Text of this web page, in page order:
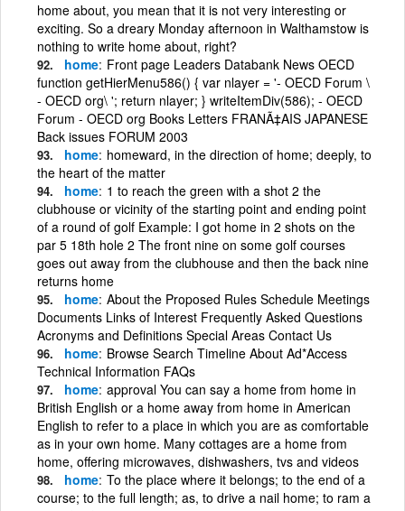
home about, you mean that it is not very interesting or
exciting. So a dreary Monday afternoon in Walthamstow is
nothing to write home about, right?
home Front page Leaders Databank News OECD
function getHierMenu586() { var nlayer = '- OECD Forum \
- OECD org\ '; return nlayer; } writeItemDiv(586); - OECD
Forum - OECD org Books Letters FRANÃ‡AIS JAPANESE
Back issues FORUM 2003
home homeward, in the direction of home; deeply, to
the heart of the matter
home 1 to reach the green with a shot 2 the
clubhouse or vicinity of the starting point and ending point
of a round of golf Example: I got home in 2 shots on the
par 5 18th hole 2 The front nine on some golf courses
goes out away from the clubhouse and then the back nine
returns home
home About the Proposed Rules Schedule Meetings
Documents Links of Interest Frequently Asked Questions
Acronyms and Definitions Special Areas Contact Us
home Browse Search Timeline About Ad*Access
Technical Information FAQs
home approval You can say a home from home in
British English or a home away from home in American
English to refer to a place in which you are as comfortable
as in your own home. Many cottages are a home from
home, offering microwaves, dishwashers, tvs and videos
home To the place where it belongs; to the end of a
course; to the full length; as, to drive a nail home; to ram a